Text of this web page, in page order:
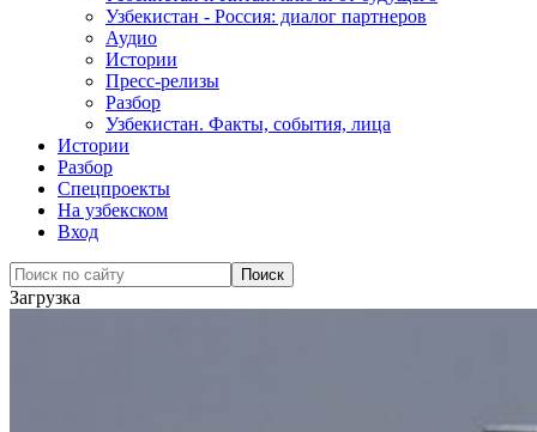
Узбекистан - Россия: диалог партнеров
Аудио
Истории
Пресс-релизы
Разбор
Узбекистан. Факты, события, лица
Истории
Разбор
Спецпроекты
На узбекском
Вход
Загрузка